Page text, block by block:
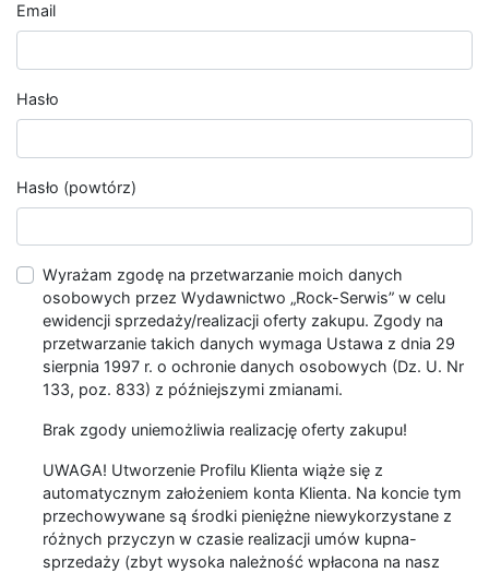
Email
Hasło
Hasło (powtórz)
Wyrażam zgodę na przetwarzanie moich danych
osobowych przez Wydawnictwo „Rock-Serwis” w celu
ewidencji sprzedaży/realizacji oferty zakupu. Zgody na
przetwarzanie takich danych wymaga Ustawa z dnia 29
sierpnia 1997 r. o ochronie danych osobowych (Dz. U. Nr
133, poz. 833) z późniejszymi zmianami.
Brak zgody uniemożliwia realizację oferty zakupu!
UWAGA! Utworzenie Profilu Klienta wiąże się z
automatycznym założeniem konta Klienta. Na koncie tym
przechowywane są środki pieniężne niewykorzystane z
różnych przyczyn w czasie realizacji umów kupna-
sprzedaży (zbyt wysoka należność wpłacona na nasz